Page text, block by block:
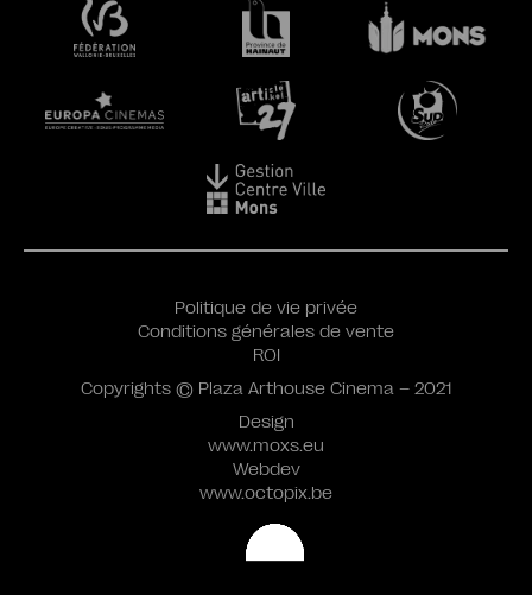
Design
www.moxs.eu
Webdev
www.octopix.be
Politique de vie privée
Conditions générales de vente
ROI
Copyrights © Plaza Arthouse Cinema – 2021